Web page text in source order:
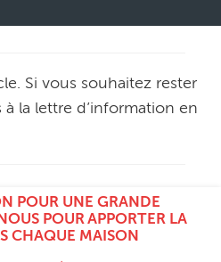
Si vous souhaitez rester
la lettre d’information en
POUR UNE GRANDE
POUR APPORTER LA
CHAQUE MAISON